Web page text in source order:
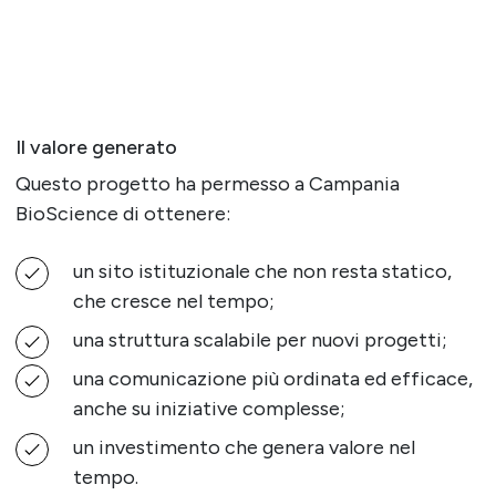
Il valore generato
Questo progetto ha permesso a Campania
BioScience di ottenere:
un sito istituzionale che non resta statico,
che cresce nel tempo;
una struttura scalabile per nuovi progetti;
una comunicazione più ordinata ed efficace,
anche su iniziative complesse;
un investimento che genera valore nel
tempo.